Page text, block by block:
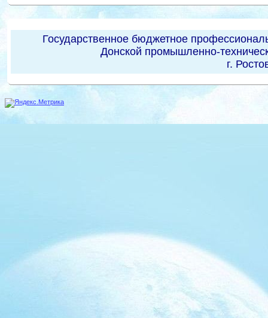
Государственное бюджетное
Донской промышленно-
г.